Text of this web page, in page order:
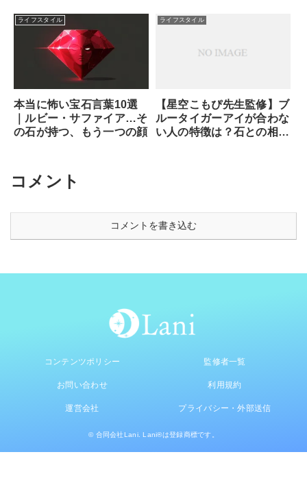
法
ライフスタイル
本当に怖い宝石言葉10選
｜ルビー・サファイア…そ
の石が持つ、もう一つの顔
ライフスタイル
【星空こもぴ先生監修】ブ
ルータイガーアイが合わな
い人の特徴は？石との相性
コメント
コメントを書き込む
コンテンツポリシー 監修者一覧
お問い合わせ 利用規約
運営会社 プライバシー・外部送信
© 合同会社Lani. Lani®は登録商標です。